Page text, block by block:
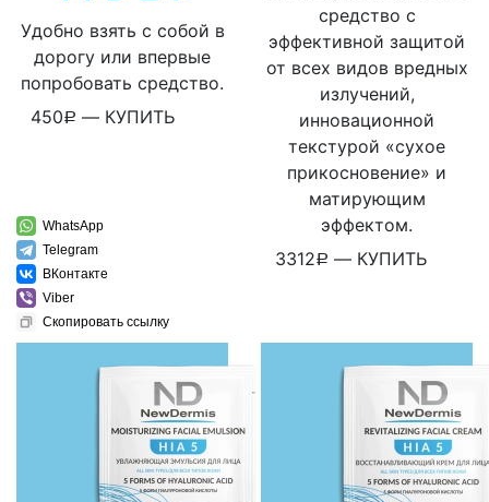
Удобно взять с собой в
дорогу или впервые
попробовать средство.
450Р — КУПИТЬ
WhatsApp
Telegram
ВКонтакте
Viber
Скопировать ссылку
средство с
эффективной защитой
от всех видов вредных
излучений,
инновационной
текстурой «сухое
прикосновение» и
матирующим
эффектом.
3312Р — КУПИТЬ
WhatsApp
Скопировать ссылку